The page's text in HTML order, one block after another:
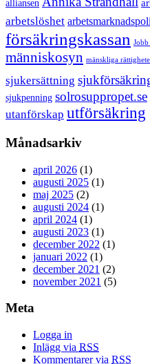
alliansen
arbetslöshet
försäkringskassan
människosyn mänskliga
sjukersättning
sjukpenning solrosuppropet.se
utanförskap utförsäkring
Månadsarkiv
april 2026 (1)
augusti 2025 (1)
maj 2025 (2)
augusti 2024 (1)
april 2024 (1)
augusti 2023 (1)
december 2022 (1)
januari 2022 (1)
december 2021 (2)
november 2021 (5)
Meta
Logga in
Inlägg via RSS
Kommentarer via RSS